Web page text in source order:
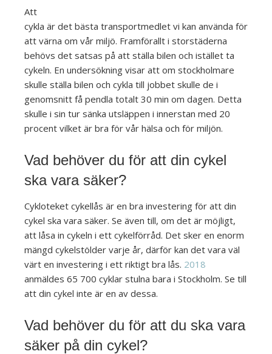
Att
cykla är det bästa transportmedlet vi kan använda för
att värna om vår miljö. Framförallt i storstäderna
behövs det satsas på att ställa bilen och istället ta
cykeln. En undersökning visar att om stockholmare
skulle ställa bilen och cykla till jobbet skulle de i
genomsnitt få pendla totalt 30 min om dagen. Detta
skulle i sin tur sänka utsläppen i innerstan med 20
procent vilket är bra för vår hälsa och för miljön.
Vad behöver du för att din cykel
ska vara säker?
Cykloteket cykellås är en bra investering för att din
cykel ska vara säker. Se även till, om det är möjligt,
att låsa in cykeln i ett cykelförråd. Det sker en enorm
mängd cykelstölder varje år, därför kan det vara väl
värt en investering i ett riktigt bra lås. 2018
anmäldes 65 700 cyklar stulna bara i Stockholm. Se till
att din cykel inte är en av dessa.
Vad behöver du för att du ska vara
säker på din cykel?